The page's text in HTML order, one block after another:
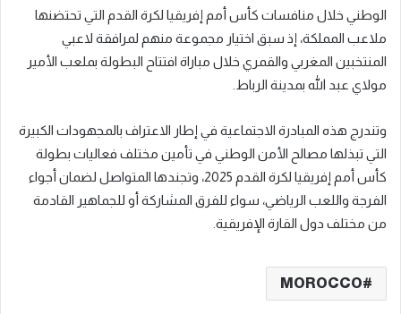
الوطني خلال منافسات كأس أمم إفريقيا لكرة القدم التي تحتضنها
ملاعب المملكة، إذ سبق اختيار مجموعة منهم لمرافقة لاعبي
المنتخبين المغربي والقمري خلال مباراة افتتاح البطولة بملعب الأمير
مولاي عبد الله بمدينة الرباط.
وتندرج هذه المبادرة الاجتماعية في إطار الاعتراف بالمجهودات الكبيرة
التي تبذلها مصالح الأمن الوطني في تأمين مختلف فعاليات بطولة
كأس أمم إفريقيا لكرة القدم 2025، وتجندها المتواصل لضمان أجواء
الفرجة واللعب الرياضي، سواء للفرق المشاركة أو للجماهير القادمة
من مختلف دول القارة الإفريقية.
MOROCCO